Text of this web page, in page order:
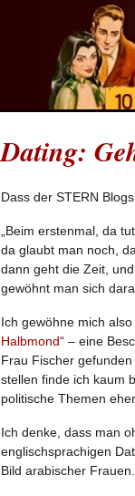
Dating:
Dass der STERN
„Beim erstenmal, da
da glaubt man noch,
dann geht die Zeit,
gewöhnt man sich
Ich gewöhne mich
Halbmond“ – eine
Frau Fischer
stellen finde ich kaum
politische Themen
Ich denke, dass man
englischsprachigen
Bild arabischer Frauen.